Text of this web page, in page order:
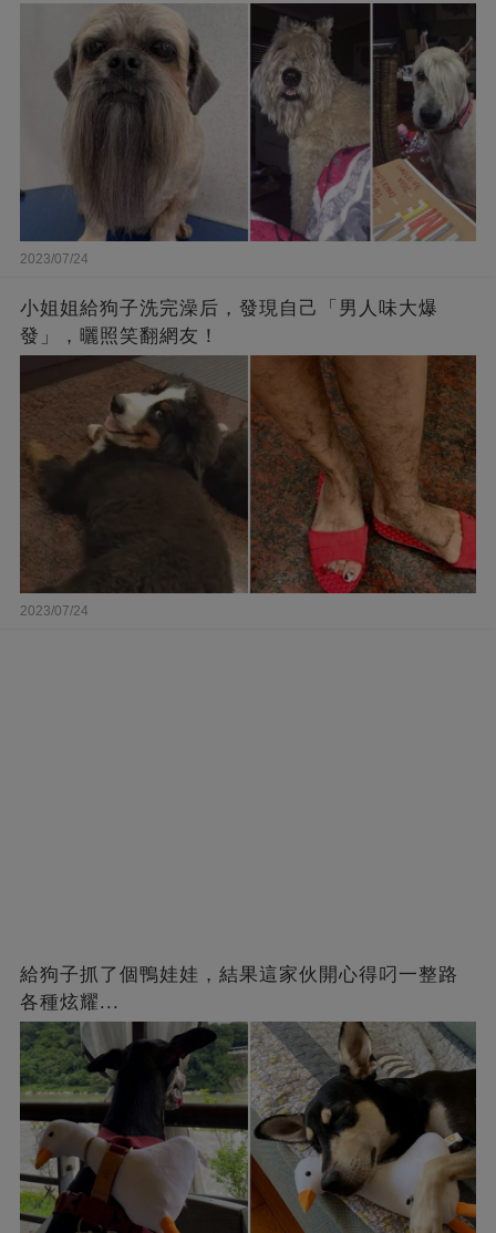
2023/07/24
小姐姐給狗子洗完澡后，發現自己「男人味大爆
發」，曬照笑翻網友！
2023/07/24
給狗子抓了個鴨娃娃，結果這家伙開心得叼一整路
各種炫耀...